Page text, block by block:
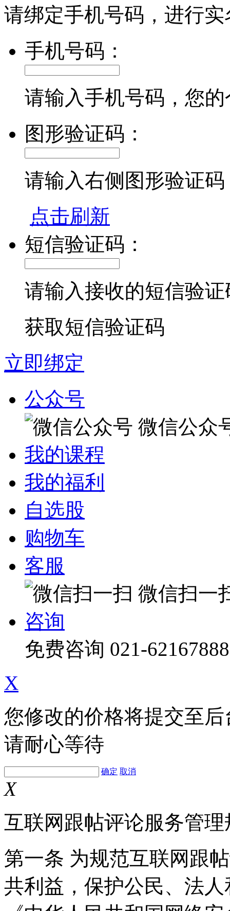
请绑定手机号码，进行
手机号码：
请输入手机号码，您
图形验证码：
请输入右侧图形验证码
点击刷新
短信验证码：
请输入接收的短信验证
获取短信验证码
立即绑定
公众号
微信公众
我的课程
我的福利
自选股
购物车
客服
微信扫一
咨询
免费咨询 021-62167888
X
您修改的价格将提交至
请耐心等待
确定 取消
X
互联网跟帖评论服务管理
第一条 为规范互联网跟
共利益，保护公民、法